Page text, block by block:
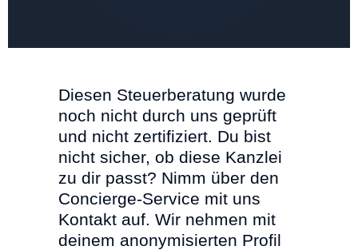
Diesen Steuerberatung wurde
noch nicht durch uns geprüft
und nicht zertifiziert. Du bist
nicht sicher, ob diese Kanzlei
zu dir passt? Nimm über den
Concierge-Service mit uns
Kontakt auf. Wir nehmen mit
deinem anonymisierten Profil